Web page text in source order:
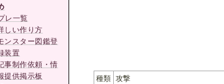
種類 攻撃
レ一覧
しい作り方
ンスター図鑑登
装置
事制作依頼・情
提供掲示板